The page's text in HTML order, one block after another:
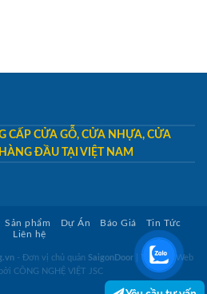
CẤP CỬA GỖ, CỬA NHỰA, CỬA
ĐẦU TẠI VIỆT NAM
Sản phẩm Dự Án Báo Giá
Tin Tức
Liên hệ
- Đơn vị chủ quản SaigonDoor
Thiết kế Web
CÔNG NGHỆ VIỆT JSC